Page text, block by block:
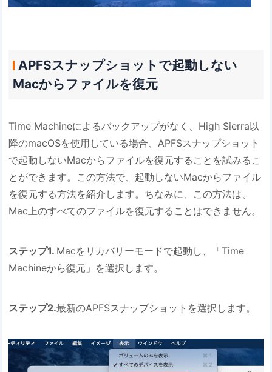
APFSスナップショットで起動しない
Macからファイルを復元
Time Machineによるバックアップがなく、High Sierra以
降のmacOSを使用している場合、APFSスナップショット
で起動しないMacからファイルを復元することを試みるこ
とができます。この方法で、起動しないMacからファイル
を復元する方法を紹介します。ちなみに、この方法は、
Mac上のすべてのファイルを復元することはできません。
ステップ1. Macをリカバリーモードで起動し、「Time
Machineから復元」を選択します。
ステップ2.最新のAPFSスナップショットを選択します。